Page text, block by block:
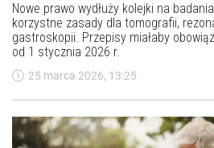
Nowe prawo wydłuży kolejki na
korzystne zasady dla tomografii,
gastroskopii. Przepisy miałaby
od 1 stycznia 2026 r.
25 marca 2026, 13:25